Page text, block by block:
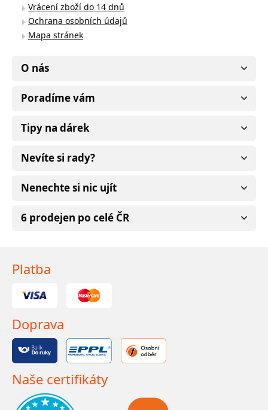
Vrácení zboží do 14 dnů
Ochrana osobních údajů
Mapa stránek
O nás
Poradíme vám
Tipy na dárek
Nevíte si rady?
Nenechte si nic ujít
6 prodejen po celé ČR
Platba
Doprava
Naše certifikáty